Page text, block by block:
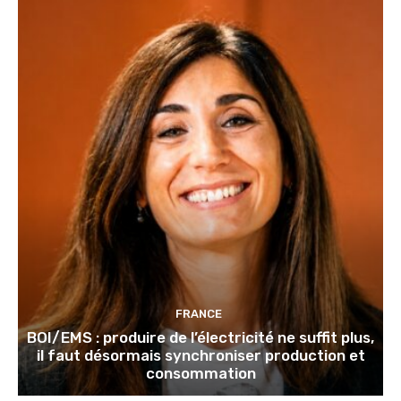
FRANCE
BOI/EMS : produire de l’électricité ne suffit plus,
il faut désormais synchroniser production et
consommation